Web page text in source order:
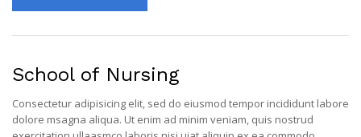
School of Nursing
Consectetur adipisicing elit, sed do eiusmod tempor incididunt labore
dolore msagna aliqua. Ut enim ad minim veniam, quis nostrud